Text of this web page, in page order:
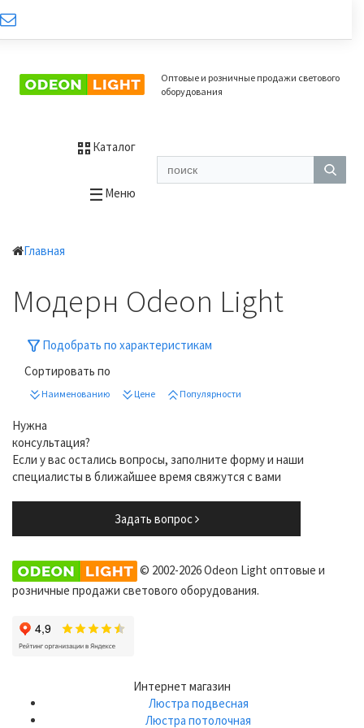
Оптовые и розничные продажи светового
оборудования
Каталог
Меню
Главная
Модерн Odeon Light
Подобрать по характеристикам
Сортировать по
Наименованию Цене Популярности
Нужна
консультация?
Если у вас остались вопросы, заполните форму и наши
специалисты в ближайшее время свяжутся с вами
Задать вопрос
© 2002-2026 Odeon Light оптовые и
розничные продажи светового оборудования.
Интернет магазин
Люстра подвесная
Люстра потолочная